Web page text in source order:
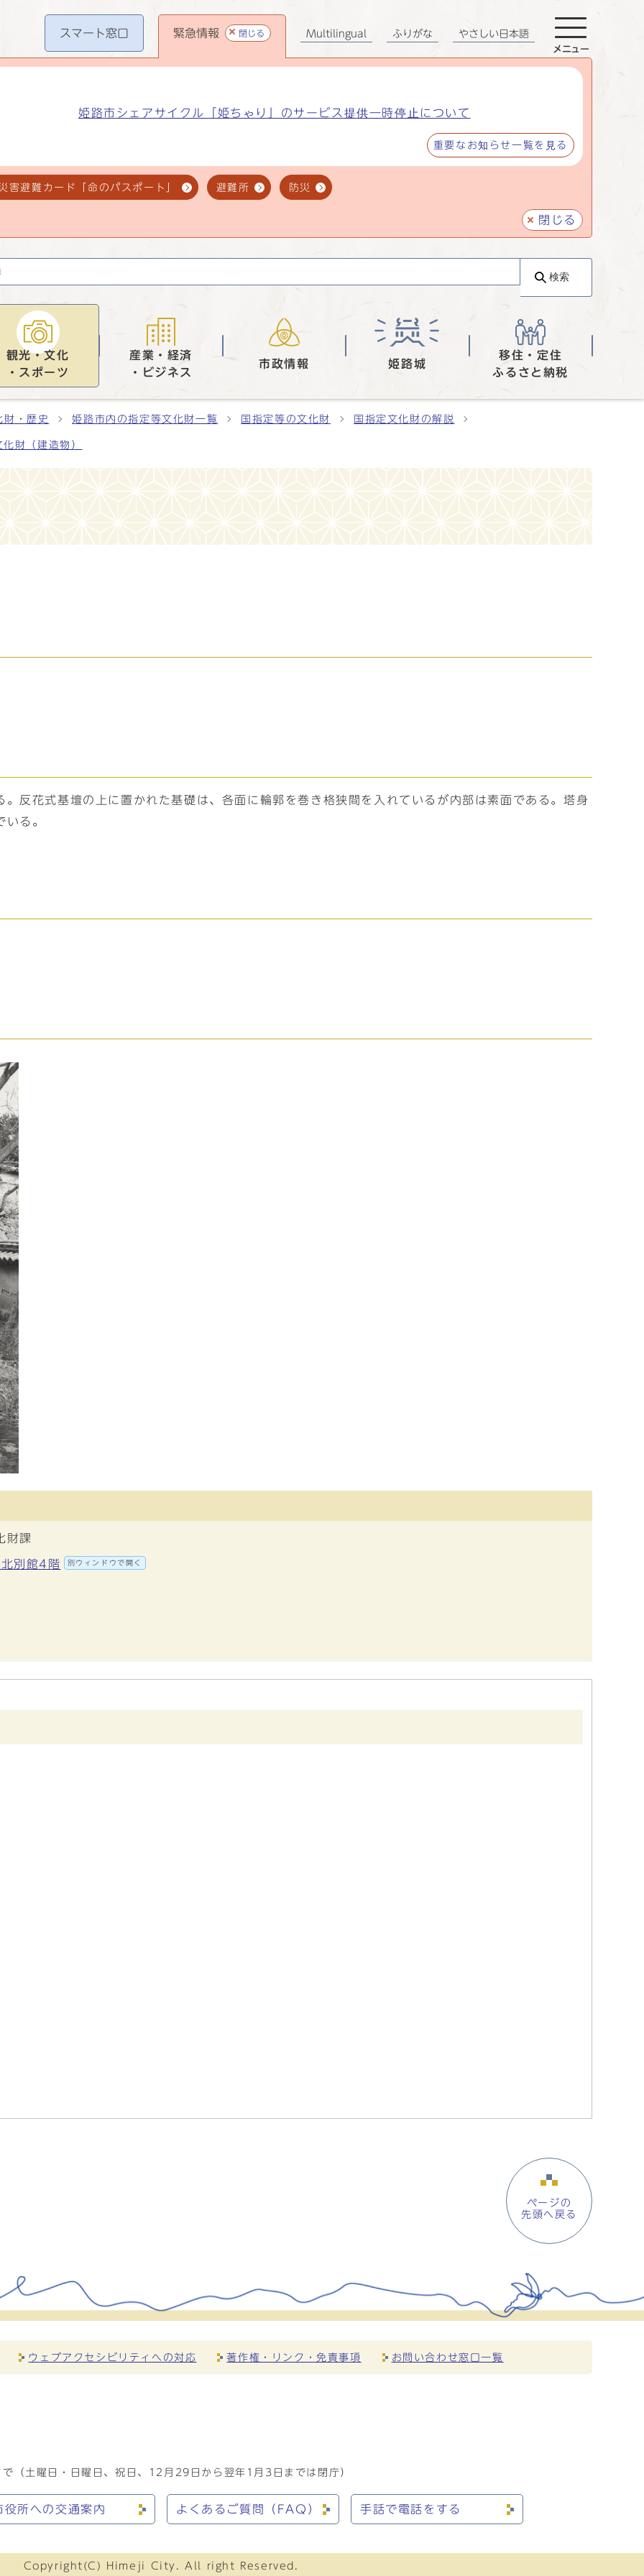
スマート窓口 緊急情報 閉じる
姫路市シェアサイクル「姫ちゃり」のサービス提供一時停止について
重要なお知らせ一覧を見る
害避難カード「命のパスポート」 避難所 防災
閉じる
Multilingual ふりがな やさしい日本語
メニュー
検索
観光・文化
・スポーツ
産業・経済
・ビジネス
市政情報 姫路城
移住・定住
ふるさと納税
財・歴史 姫路市内の指定等文化財一覧 国指定等の文化財 国指定文化財の解説
化財（建造物）
反花式基壇の上に置かれた基礎は、各面に輪郭を巻き格狭間を入れているが内部は素面である。塔身
る。
財課
別館4階 別ウィンドウで開く
ページの
先頭へ戻る
ウェブアクセシビリティへの対応 著作権・リンク・免責事項 お問い合わせ窓口一覧
（土曜日・日曜日、祝日、12月29日から翌年1月3日までは閉庁）
役所への交通案内 よくあるご質問（FAQ） 手話で電話をする
Copyright(C) Himeji City. All right Reserved.